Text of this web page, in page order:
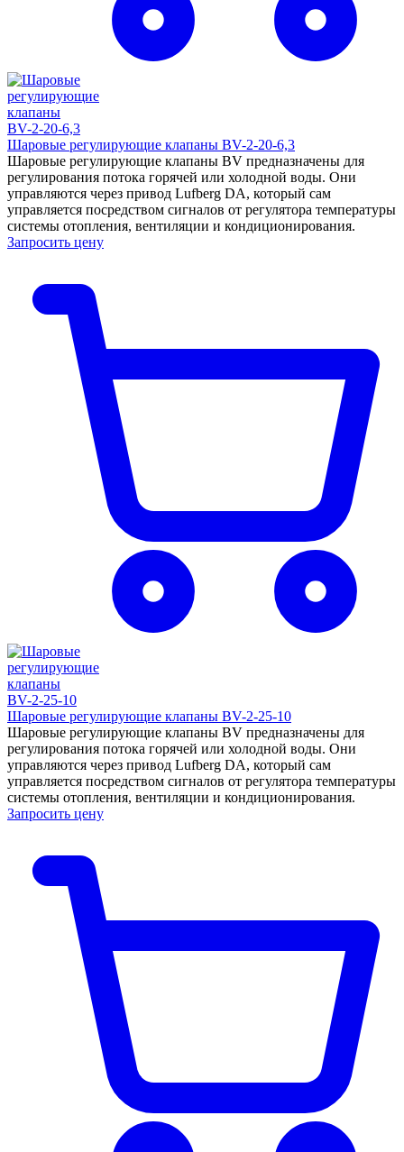
Шаровые регулирующие клапаны BV-2-20-6,3
Шаровые регулирующие клапаны BV предназначены для
регулирования потока горячей или холодной воды. Они
управляются через привод Lufberg DA, который сам
управляется посредством сигналов от регулятора температуры
системы отопления, вентиляции и кондиционирования.
Запросить цену
Шаровые регулирующие клапаны BV-2-25-10
Шаровые регулирующие клапаны BV предназначены для
регулирования потока горячей или холодной воды. Они
управляются через привод Lufberg DA, который сам
управляется посредством сигналов от регулятора температуры
системы отопления, вентиляции и кондиционирования.
Запросить цену